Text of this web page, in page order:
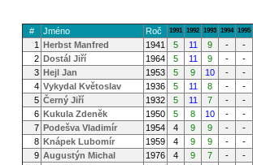
# Jméno Roč 1991 1992 1993 1994 1995
1 Herbst Manfred 1941 5 11 9 -
-
2 Dostál Jiří 1964 5 11 9 -
-
3 Hejl Jan 1953 5 9 10 -
-
4 Vykydal Květoslav 1936 5 11 8 -
-
5 Černý Jiří 1932 5 11 7 -
-
6 Kukula Zdeněk 1950 5 8 10 -
-
7 Podešva Vladimír 1954 4 9 9 -
-
8 Knápek Lubomír 1959 4 9 9 -
-
9 Augustýn Michal 1976 4 9 7 -
-